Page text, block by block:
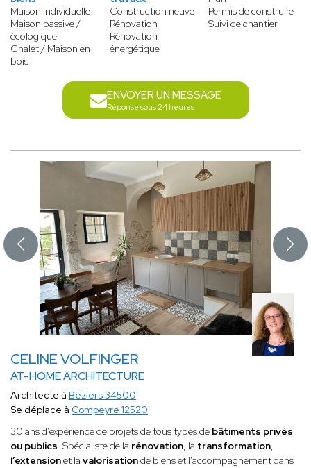
Maison individuelle
Maison passive /
écologique
Chalet / Maison en
bois
Construction neuve
Rénovation
Rénovation
énergétique
Permis de construire
Suivi de chantier
ENVOYER UN MESSAGE
Réponse sous 24 heures
CELINE VOLFINGER
AT-HOME ARCHITECTURE
Architecte à Béziers 34500
Se déplace à Compeyre 12520
30 ans d’expérience de projets de tous types de bâtiments privés
ou publics. Spécialiste de la rénovation, la transformation,
l’extensionet la valorisationde biens et l'accompagnement dans